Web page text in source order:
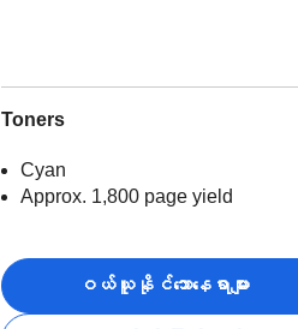
Toners
Cyan
Approx. 1,800 page yield
ဝယ်ယူနိုင်သောနေရာများ